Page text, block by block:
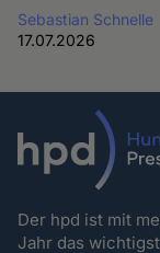
Sebastian Schnelle
17.07.2026
Der hpd ist mit
Jahr das